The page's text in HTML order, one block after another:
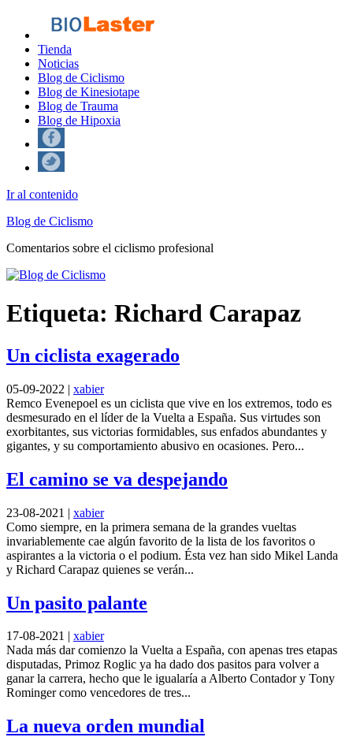
Tienda
Noticias
Blog de Ciclismo
Blog de Kinesiotape
Blog de Trauma
Blog de Hipoxia
Ir al contenido
Blog de Ciclismo
Comentarios sobre el ciclismo profesional
Etiqueta: Richard Carapaz
Un ciclista exagerado
05-09-2022 | xabier
Remco Evenepoel es un ciclista que vive en los extremos, todo es
desmesurado en el líder de la Vuelta a España. Sus virtudes son
exorbitantes, sus victorias formidables, sus enfados abundantes y
gigantes, y su comportamiento abusivo en ocasiones. Pero...
El camino se va despejando
23-08-2021 | xabier
Como siempre, en la primera semana de la grandes vueltas
invariablemente cae algún favorito de la lista de los favoritos o
aspirantes a la victoria o el podium. Ésta vez han sido Mikel Landa
y Richard Carapaz quienes se verán...
Un pasito palante
17-08-2021 | xabier
Nada más dar comienzo la Vuelta a España, con apenas tres etapas
disputadas, Primoz Roglic ya ha dado dos pasitos para volver a
ganar la carrera, hecho que le igualaría a Alberto Contador y Tony
Rominger como vencedores de tres...
La nueva orden mundial